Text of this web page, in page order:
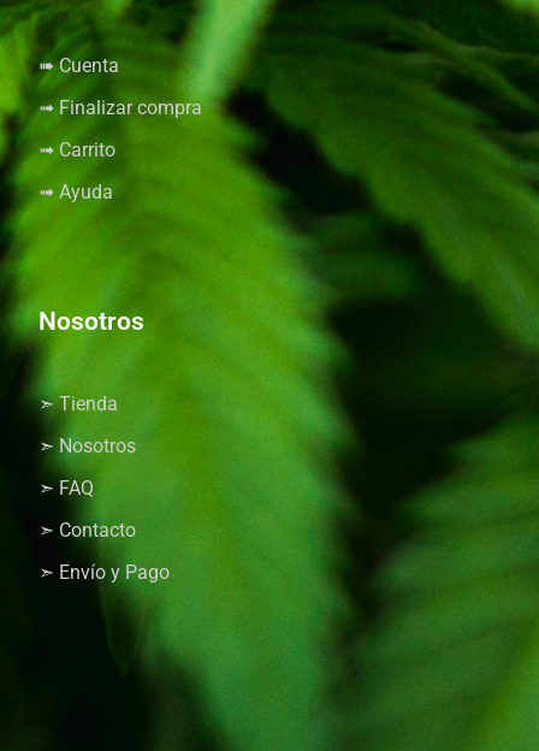
➠ Cuenta
➟ Finalizar compra
➟ Carrito
➟ Ayuda
Nosotros
➣ Tienda
➣ Nosotros
➣ FAQ
➣ Contacto
➣ Envío y Pago